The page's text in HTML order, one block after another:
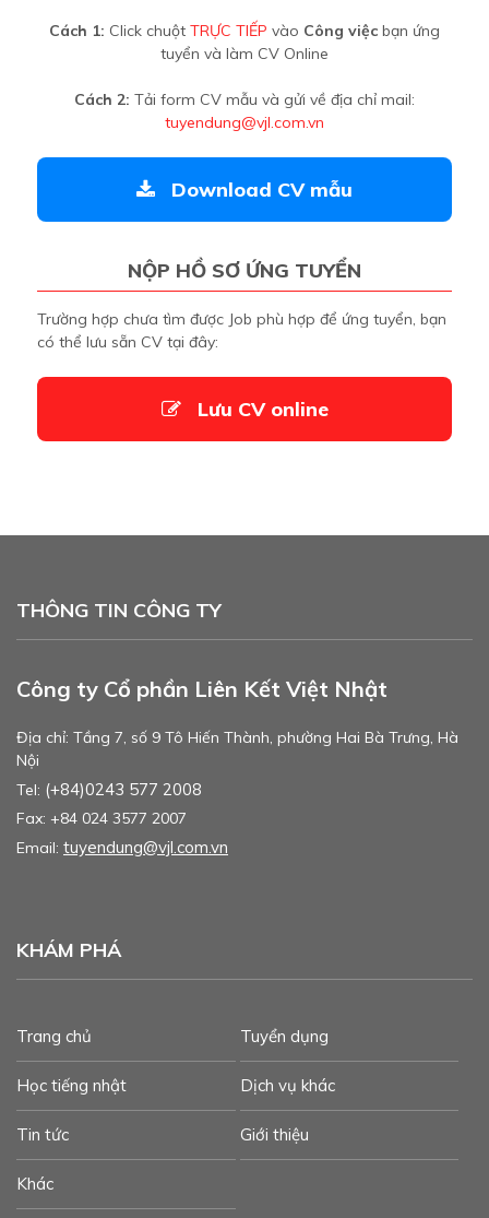
Cách 1: Click chuột TRỰC TIẾP vào Công việc bạn ứng
tuyển và làm CV Online
Cách 2: Tải form CV mẫu và gửi về địa chỉ mail:
tuyendung@vjl.com.vn
Download CV mẫu
NỘP HỒ SƠ ỨNG TUYỂN
Trường hợp chưa tìm được Job phù hợp để ứng tuyển, bạn
có thể lưu sẵn CV tại đây:
Lưu CV online
THÔNG TIN CÔNG TY
Công ty Cổ phần Liên Kết Việt Nhật
Địa chỉ: Tầng 7, số 9 Tô Hiến Thành, phường Hai Bà Trưng, Hà
Nội
Tel: (+84)0243 577 2008
Fax: +84 024 3577 2007
Email: tuyendung@vjl.com.vn
KHÁM PHÁ
Trang chủ Tuyển dụng
Học tiếng nhật Dịch vụ khác
Tin tức Giới thiệu
Khác